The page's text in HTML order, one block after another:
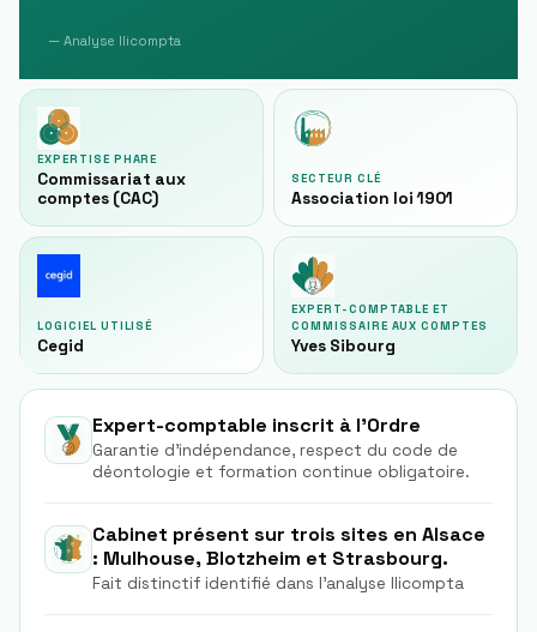
— Analyse Ilicompta
EXPERTISE PHARE
Commissariat aux
comptes (CAC)
SECTEUR CLÉ
Association loi 1901
LOGICIEL UTILISÉ
Cegid
EXPERT-COMPTABLE ET
COMMISSAIRE AUX COMPTES
Yves Sibourg
Expert-comptable inscrit à l'Ordre
Garantie d'indépendance, respect du code de
déontologie et formation continue obligatoire.
Cabinet présent sur trois sites en Alsace
: Mulhouse, Blotzheim et Strasbourg.
Fait distinctif identifié dans l'analyse Ilicompta